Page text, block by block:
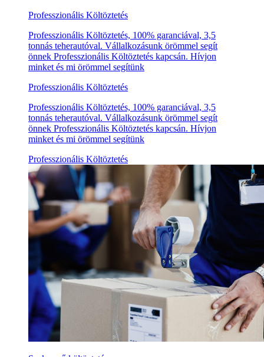
Professzionális Költöztetés
Professzionális Költöztetés, 100% garanciával, 3,5
tonnás teherautóval. Vállalkozásunk örömmel segít
önnek Professzionális Költöztetés kapcsán. Hívjon
minket és mi örömmel segítünk
Professzionális Költöztetés
Professzionális Költöztetés, 100% garanciával, 3,5
tonnás teherautóval. Vállalkozásunk örömmel segít
önnek Professzionális Költöztetés kapcsán. Hívjon
minket és mi örömmel segítünk
Professzionális Költöztetés